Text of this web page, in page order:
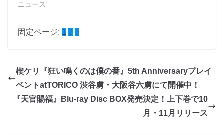
ニュース
固定ページ: 1 2 3
楔ケリ『狂い鳴くのは僕の番』5th Anniversaryプレイ
ベントatTORICO 渋谷虜・大阪谷六虜にて開催中！
『天官賜福』Blu-ray Disc BOX発売決定！上下巻で10
月・11月リリース